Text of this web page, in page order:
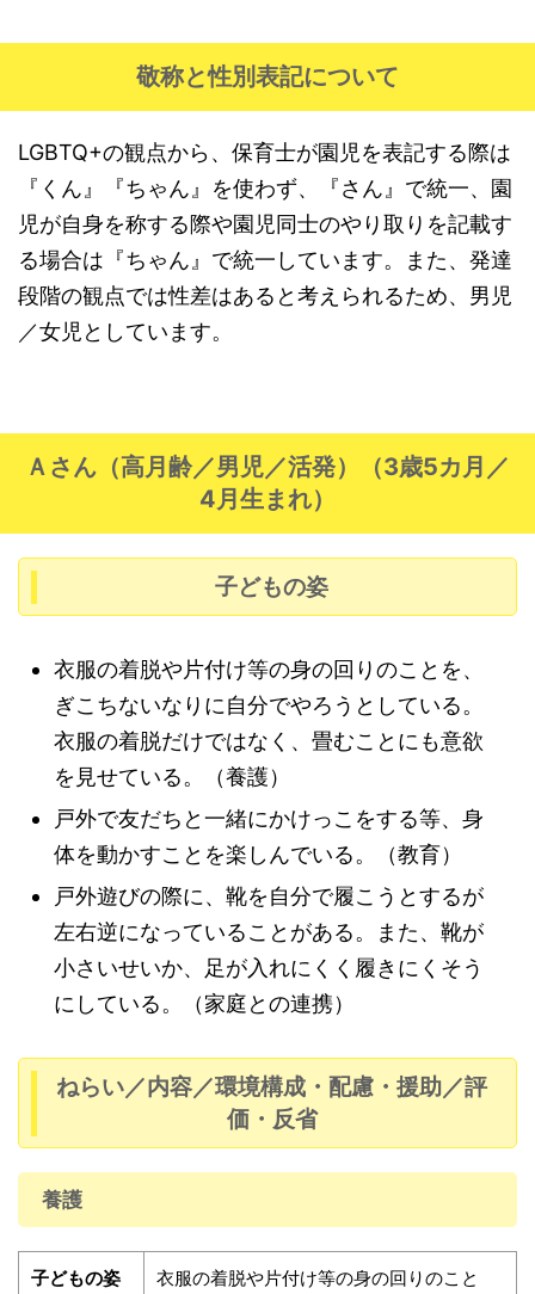
敬称と性別表記について
LGBTQ+の観点から、保育士が園児を表記する際は
『くん』『ちゃん』を使わず、『さん』で統一、園
児が自身を称する際や園児同士のやり取りを記載す
る場合は『ちゃん』で統一しています。また、発達
段階の観点では性差はあると考えられるため、男児
／女児としています。
Ａさん（高月齢／男児／活発）（3歳5カ月／
4月生まれ）
子どもの姿
衣服の着脱や片付け等の身の回りのことを、
ぎこちないなりに自分でやろうとしている。
衣服の着脱だけではなく、畳むことにも意欲
を見せている。（養護）
戸外で友だちと一緒にかけっこをする等、身
体を動かすことを楽しんでいる。（教育）
戸外遊びの際に、靴を自分で履こうとするが
左右逆になっていることがある。また、靴が
小さいせいか、足が入れにくく履きにくそう
にしている。（家庭との連携）
ねらい／内容／環境構成・配慮・援助／評
価・反省
養護
子どもの姿
衣服の着脱や片付け等の身の回りのこと